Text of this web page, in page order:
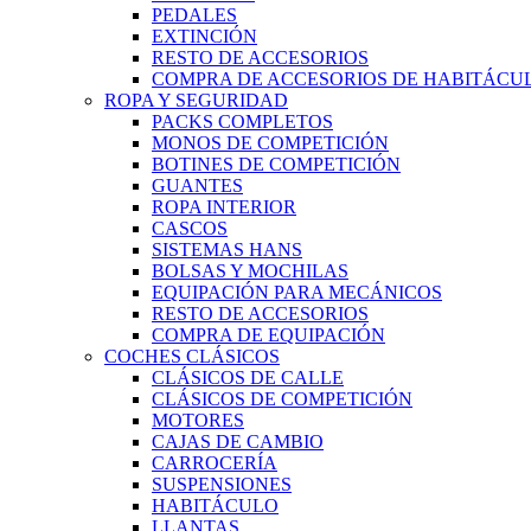
PEDALES
EXTINCIÓN
RESTO DE ACCESORIOS
COMPRA DE ACCESORIOS DE
ROPA Y SEGURIDAD
PACKS COMPLETOS
MONOS DE COMPETICIÓN
BOTINES DE COMPETICIÓN
GUANTES
ROPA INTERIOR
CASCOS
SISTEMAS HANS
BOLSAS Y MOCHILAS
EQUIPACIÓN PARA MECÁNICOS
RESTO DE ACCESORIOS
COMPRA DE EQUIPACIÓN
COCHES CLÁSICOS
CLÁSICOS DE CALLE
CLÁSICOS DE COMPETICIÓN
MOTORES
CAJAS DE CAMBIO
CARROCERÍA
SUSPENSIONES
HABITÁCULO
LLANTAS